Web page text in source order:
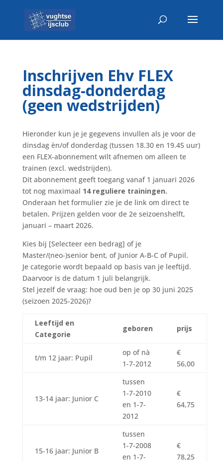
Inschrijven Ehv FLEX
dinsdag-donderdag
(geen wedstrijden)
Hieronder kun je je gegevens invullen als je voor de
dinsdag èn/of donderdag (tussen 18.30 en 19.45 uur)
een FLEX-abonnement wilt afnemen om alleen te
trainen (excl. wedstrijden).
Dit abonnement geeft toegang vanaf 1 januari 2026
tot nog maximaal 14 reguliere trainingen.
Onderaan het formulier zie je de link om direct te
betalen. Prijzen gelden voor de 2e seizoenshelft,
januari – maart 2026.
Kies bij [Selecteer een bedrag] of je
Master/(neo-)senior bent, of Junior A-B-C of Pupil.
Je categorie wordt bepaald op basis van je leeftijd.
Daarvoor is de datum 1 juli belangrijk.
Stel jezelf de vraag: hoe oud ben je op 30 juni 2025
(seizoen 2025-2026)?
Leeftijd en
Categorie
geboren prijs
t/m 12 jaar: Pupil
op of nà
1-7-2012
€
56,00
13-14 jaar: Junior C
tussen
1-7-2010
en 1-7-
2012
€
64,75
15-16 jaar: Junior B
tussen
1-7-2008
en 1-7-
€
78,25